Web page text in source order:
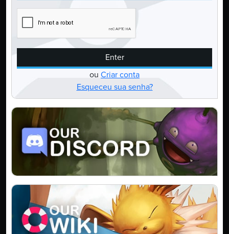
Enter
ou Criar conta
Esqueceu sua senha?